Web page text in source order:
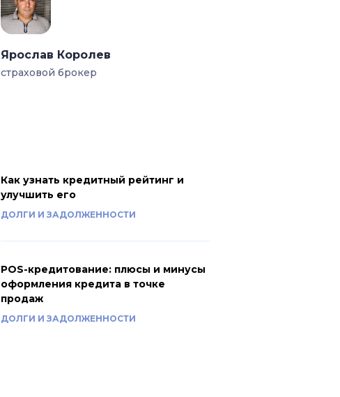
Ярослав Королев
страховой брокер
Как узнать кредитный рейтинг и
улучшить его
ДОЛГИ И ЗАДОЛЖЕННОСТИ
POS-кредитование: плюсы и минусы
оформления кредита в точке
продаж
ДОЛГИ И ЗАДОЛЖЕННОСТИ